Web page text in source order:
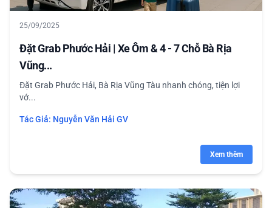
25/09/2025
Đặt Grab Phước Hải | Xe Ôm & 4 - 7 Chỗ Bà Rịa
Vũng...
Đặt Grab Phước Hải, Bà Rịa Vũng Tàu nhanh chóng, tiện lợi
vớ...
Tác Giả: Nguyễn Văn Hải GV
Xem thêm